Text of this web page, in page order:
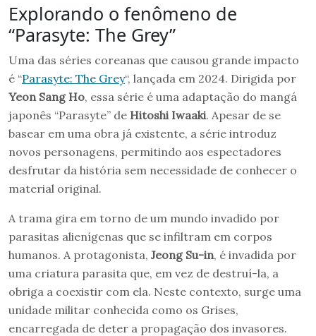
Explorando o fenômeno de
“Parasyte: The Grey”
Uma das séries coreanas que causou grande impacto
é “Parasyte: The Grey“, lançada em 2024. Dirigida por
Yeon Sang Ho, essa série é uma adaptação do mangá
japonês “Parasyte” de Hitoshi Iwaaki. Apesar de se
basear em uma obra já existente, a série introduz
novos personagens, permitindo aos espectadores
desfrutar da história sem necessidade de conhecer o
material original.
A trama gira em torno de um mundo invadido por
parasitas alienígenas que se infiltram em corpos
humanos. A protagonista, Jeong Su-in, é invadida por
uma criatura parasita que, em vez de destruí-la, a
obriga a coexistir com ela. Neste contexto, surge uma
unidade militar conhecida como os Grises,
encarregada de deter a propagação dos invasores.